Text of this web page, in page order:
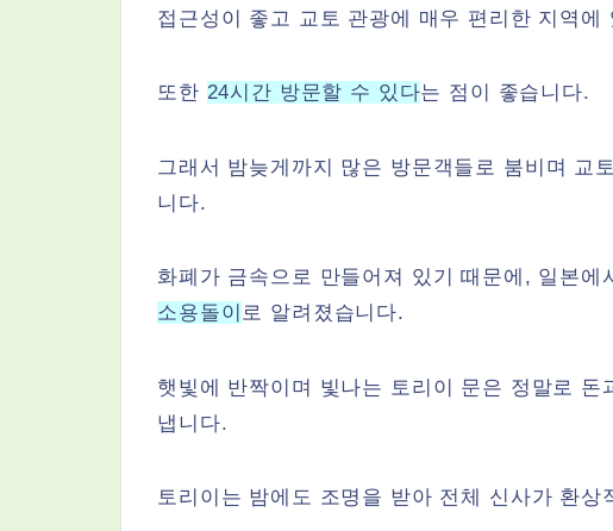
접근성이 좋고 교토 관광에 매우 편리한 지역에
또한 24시간 방문할 수 있다는 점이 좋습니다.
그래서 밤늦게까지 많은 방문객들로 붐비며 교
니다.
화폐가 금속으로 만들어져 있기 때문에, 일본에
소용돌이 로 알려졌습니다.
햇빛에 반짝이며 빛나는 토리이 문은 정말로
냅니다.
토리이는 밤에도 조명을 받아 전체 신사가 환상